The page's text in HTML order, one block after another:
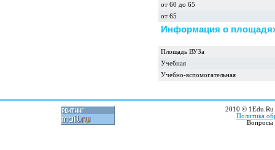
от 60 до 65
от 65
Информация о
Площадь ВУЗа
Учебная
Учебно-вспомогательная
2010 © 1Edu.Ru
Политика
Вопросы